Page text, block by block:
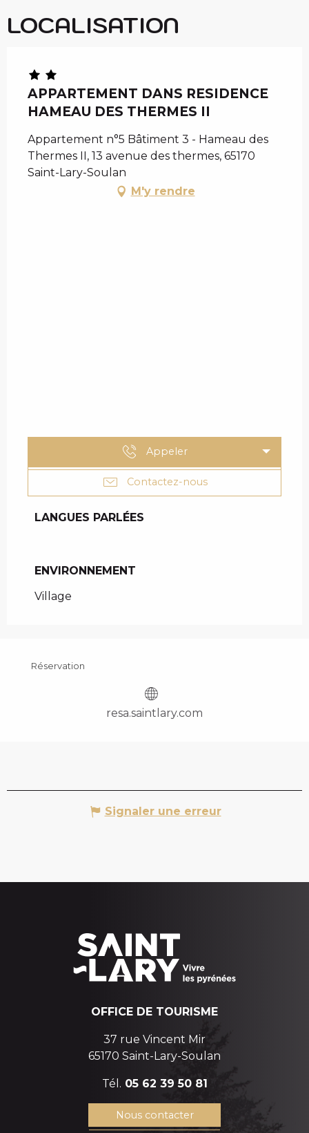
LOCALISATION
APPARTEMENT DANS RESIDENCE
HAMEAU DES THERMES II
Appartement n°5 Bâtiment 3 - Hameau des
Thermes II, 13 avenue des thermes, 65170
Saint-Lary-Soulan
M'y rendre
Appeler
Contactez-nous
LANGUES PARLÉES
LANGUES PARLÉES
ENVIRONNEMENT
ENVIRONNEMENT
Village
Réservation
resa.saintlary.com
Signaler une erreur
OFFICE DE TOURISME
37 rue Vincent Mir
65170 Saint-Lary-Soulan
Tél. 05 62 39 50 81
Nous contacter